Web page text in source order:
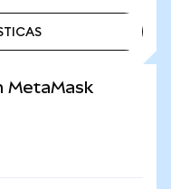
MetaMask